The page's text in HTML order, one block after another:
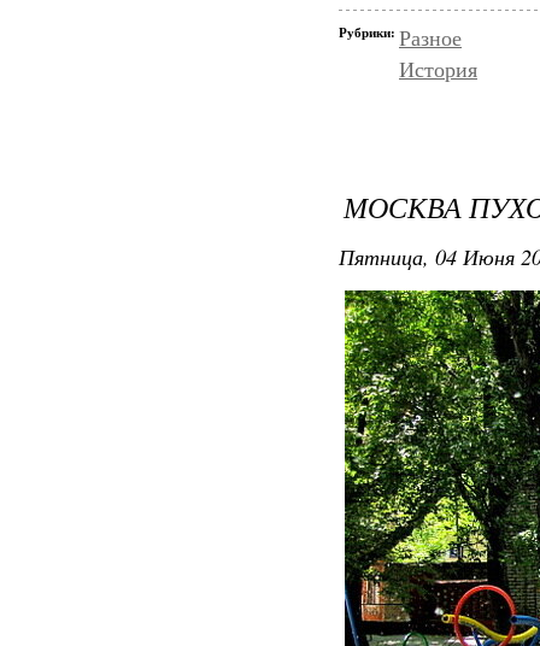
Рубрики: Разное
История
МОСКВА
Пятница, 04 Июня